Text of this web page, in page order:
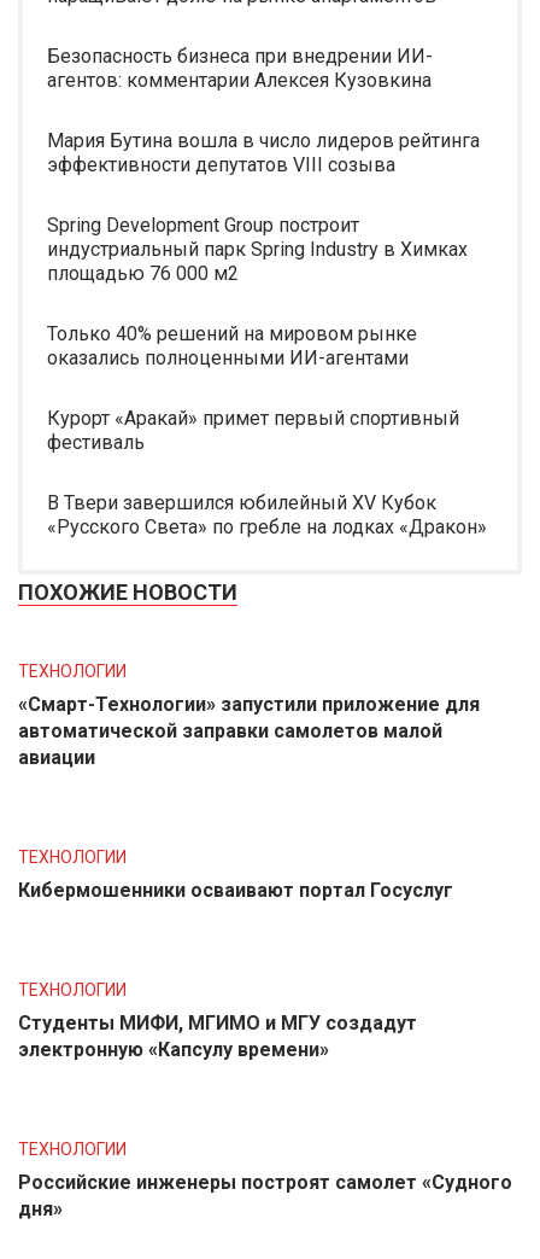
Безопасность бизнеса при внедрении ИИ-
агентов: комментарии Алексея Кузовкина
Мария Бутина вошла в число лидеров рейтинга
эффективности депутатов VIII созыва
Spring Development Group построит
индустриальный парк Spring Industry в Химках
площадью 76 000 м2
Только 40% решений на мировом рынке
оказались полноценными ИИ-агентами
Курорт «Аракай» примет первый спортивный
фестиваль
В Твери завершился юбилейный XV Кубок
«Русского Света» по гребле на лодках «Дракон»
ПОХОЖИЕ НОВОСТИ
ТЕХНОЛОГИИ
«Смарт-Технологии» запустили приложение для
автоматической заправки самолетов малой
авиации
ТЕХНОЛОГИИ
Кибермошенники осваивают портал Госуслуг
ТЕХНОЛОГИИ
Студенты МИФИ, МГИМО и МГУ создадут
электронную «Капсулу времени»
ТЕХНОЛОГИИ
Российские инженеры построят самолет «Судного
дня»